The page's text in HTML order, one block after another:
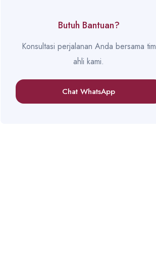
Butuh Bantuan?
Konsultasi perjalanan Anda bersama tim
ahli kami.
Chat WhatsApp